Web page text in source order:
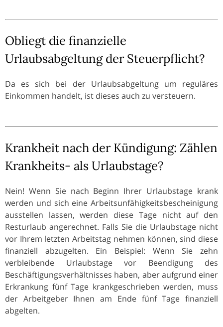
Obliegt die finanzielle
Urlaubsabgeltung der Steuerpflicht?
Da es sich bei der Urlaubsabgeltung um reguläres
Einkommen handelt, ist dieses auch zu versteuern.
Krankheit nach der Kündigung: Zählen
Krankheits- als Urlaubstage?
Nein! Wenn Sie nach Beginn Ihrer Urlaubstage krank
werden und sich eine Arbeitsunfähigkeitsbescheinigung
ausstellen lassen, werden diese Tage nicht auf den
Resturlaub angerechnet. Falls Sie die Urlaubstage nicht
vor Ihrem letzten Arbeitstag nehmen können, sind diese
finanziell abzugelten. Ein Beispiel: Wenn Sie zehn
verbleibende Urlaubstage vor Beendigung des
Beschäftigungsverhältnisses haben, aber aufgrund einer
Erkrankung fünf Tage krankgeschrieben werden, muss
der Arbeitgeber Ihnen am Ende fünf Tage finanziell
abgelten.